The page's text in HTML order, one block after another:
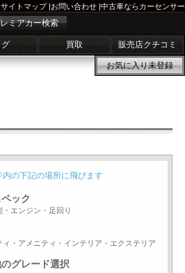
サイトマップ|お問い合わせ |中古車ならカーセンサー
ミアカー検索
買取 販売店クチコミ
お気に入り未登録
内の下記の場所に飛びます
ック
・エンジン・足回り
ィ・アメニティ・インテリア・エクステリア
グレード選択